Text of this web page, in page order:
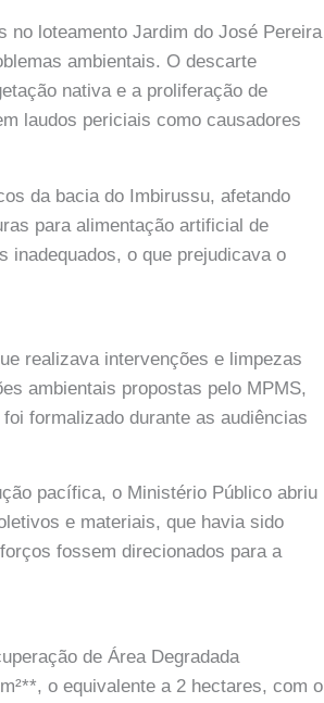
no loteamento Jardim do José Pereira
ambientais. O descarte
nativa e a proliferação de
laudos periciais como causadores
da bacia do Imbirussu, afetando
para alimentação artificial de
o que prejudicava o
realizava intervenções e limpezas
ambientais propostas pelo MPMS,
formalizado durante as audiências
pacífica, o Ministério Público abriu
e materiais, que havia sido
fossem direcionados para a
de Área Degradada
o equivalente a 2 hectares, com o